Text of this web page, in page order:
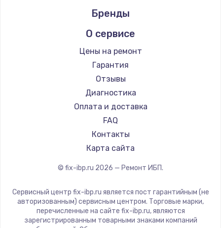
Бренды
О сервисе
Цены на ремонт
Гарантия
Отзывы
Диагностика
Оплата и доставка
FAQ
Контакты
Карта сайта
© fix-ibp.ru 2026 — Ремонт ИБП.
Сервисный центр fix-ibp.ru является пост гарантийным (не
авторизованным) сервисным центром. Торговые марки,
перечисленные на сайте fix-ibp.ru, являются
зарегистрированным товарными знаками компаний